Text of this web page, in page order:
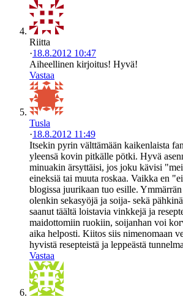
Riitta
·18.8.2012 10:47
Aiheellinen kirjoitus! Hyvä!
Vastaa
Tusla
·18.8.2012 11:49
Itsekin pyrin välttämään kaikenlaista
yleensä kovin pitkälle pötki. Hyvä
minuakin ärsyttäisi, jos joku kävisi
eineksiä tai muuta roskaa. Vaikka en
blogissa juurikaan tuo esille.
olenkin sekasyöjä ja soija- sekä
saanut täältä loistavia vinkkejä ja
maidottomiin ruokiin, soijanhan voi
aika helposti. Kiitos siis nimenomaan
hyvistä resepteistä ja leppeästä
Vastaa